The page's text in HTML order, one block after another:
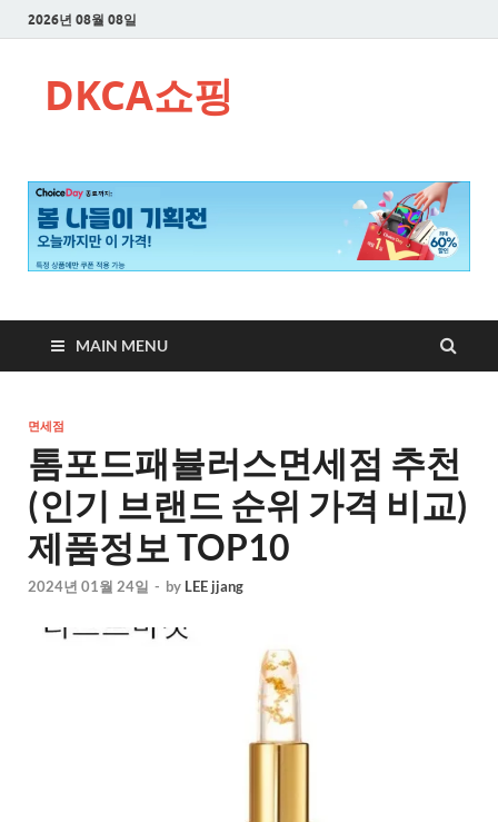
2026년 08월 08일
DKCA쇼핑
MAIN MENU
면세점
톰포드패뷸러스면세점 추천
(인기 브랜드 순위 가격 비교)
제품정보 TOP10
2024년 01월 24일 - by LEE jjang